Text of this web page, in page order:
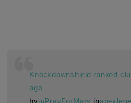
Knockdownshield ranked
ago
byu/PrayForMars in